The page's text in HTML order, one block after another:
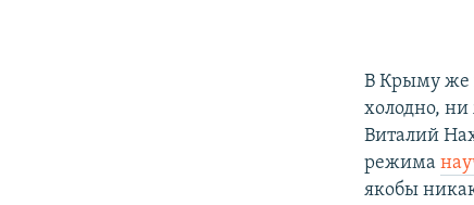
В Крыму же
холодно,
Виталий
режима
якобы